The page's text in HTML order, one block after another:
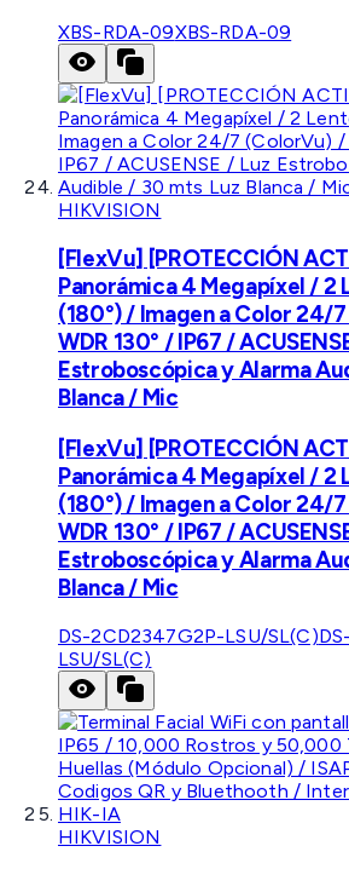
XBS-RDA-09XBS-RDA-09
HIKVISION
[FlexVu] [PROTECCIÓN
Panorámica 4 Megapíxel / 2
(180°) / Imagen a Color 24/
WDR 130° / IP67 /
Estroboscópica y Alarma
Blanca / Mic
[FlexVu] [PROTECCIÓN
Panorámica 4 Megapíxel / 2
(180°) / Imagen a Color 24/
WDR 130° / IP67 /
Estroboscópica y Alarma
Blanca / Mic
DS-2CD2347G2P-LSU/SL(C)
LSU/SL(C)
HIKVISION